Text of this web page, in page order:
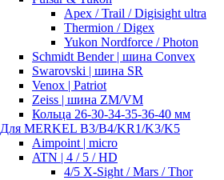
Apex / Trail / Digisight ultra
Thermion / Digex
Yukon Nordforce / Photon
Schmidt Bender | шина Convex
Swarovski | шина SR
Venox | Patriot
Zeiss | шина ZM/VM
Кольца 26-30-34-35-36-40 мм
Для MERKEL B3/B4/KR1/K3/K5
Aimpoint | micro
ATN | 4 / 5 / HD
4/5 X-Sight / Mars / Thor